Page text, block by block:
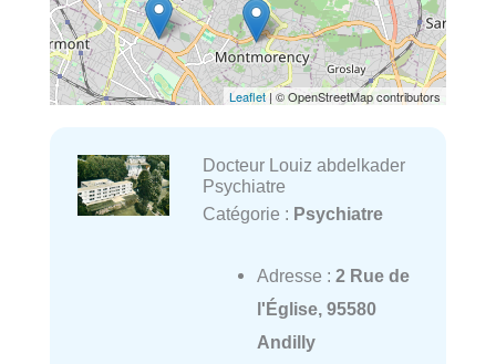
Leaflet| © OpenStreetMap contributors
Docteur Louiz abdelkader
Psychiatre
Catégorie : Psychiatre
Adresse : 2 Rue de
l'Église, 95580
Andilly